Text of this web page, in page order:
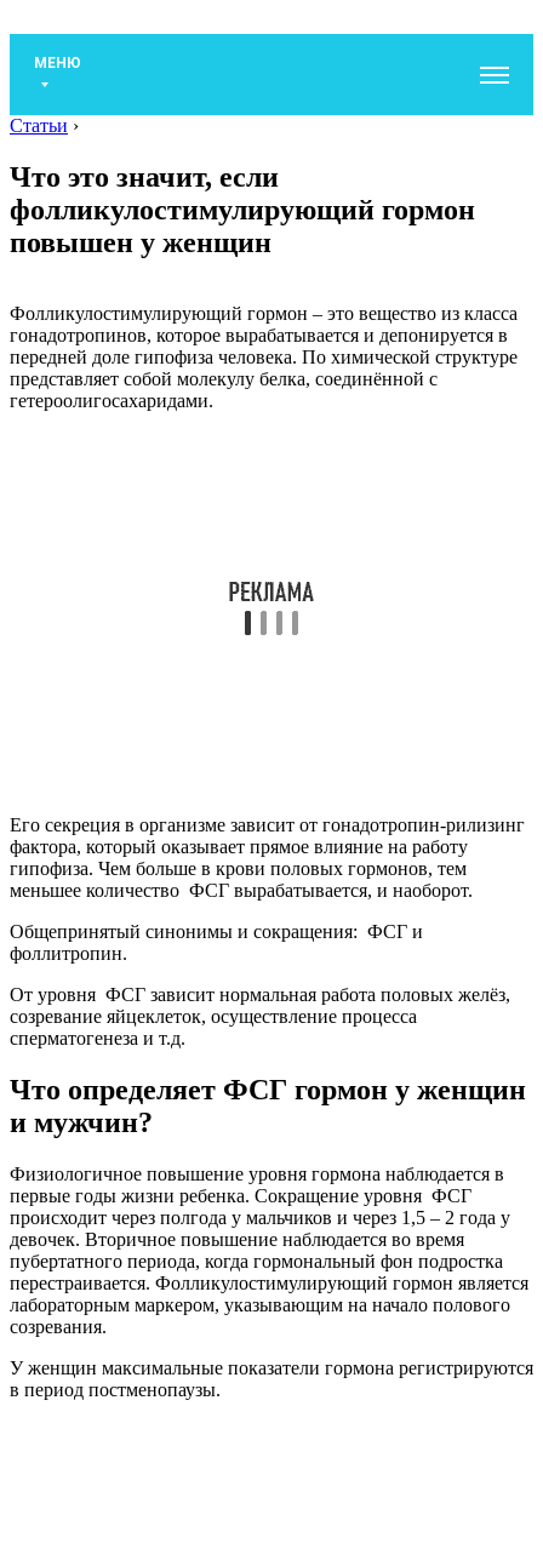
МЕНЮ
Статьи ›
Что это значит, если
фолликулостимулирующий гормон
повышен у женщин
Фолликулостимулирующий гормон – это вещество из класса
гонадотропинов, которое вырабатывается и депонируется в
передней доле гипофиза человека. По химической структуре
представляет собой молекулу белка, соединённой с
гетероолигосахаридами.
Его секреция в организме зависит от гонадотропин-рилизинг
фактора, который оказывает прямое влияние на работу
гипофиза. Чем больше в крови половых гормонов, тем
меньшее количество ФСГ вырабатывается, и наоборот.
Общепринятый синонимы и сокращения: ФСГ и
фоллитропин.
От уровня ФСГ зависит нормальная работа половых желёз,
созревание яйцеклеток, осуществление процесса
сперматогенеза и т.д.
Что определяет ФСГ гормон у женщин
и мужчин?
Физиологичное повышение уровня гормона наблюдается в
первые годы жизни ребенка. Сокращение уровня ФСГ
происходит через полгода у мальчиков и через 1,5 – 2 года у
девочек. Вторичное повышение наблюдается во время
пубертатного периода, когда гормональный фон подростка
перестраивается. Фолликулостимулирующий гормон является
лабораторным маркером, указывающим на начало полового
созревания.
У женщин максимальные показатели гормона регистрируются
в период постменопаузы.